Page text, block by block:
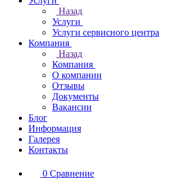
Назад
Услуги
Услуги сервисного центра
Компания
Назад
Компания
О компании
Отзывы
Документы
Вакансии
Блог
Информация
Галерея
Контакты
0 Сравнение